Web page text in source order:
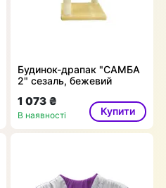
Будинок-драпак "САМБА
2" сезаль, бежевий
1 073 ₴
В наявності Купити